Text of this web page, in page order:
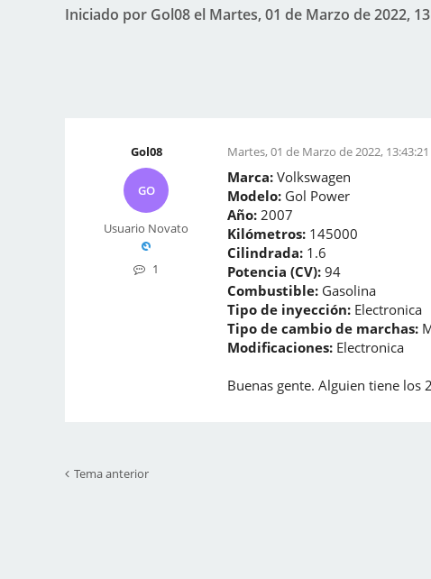
Iniciado por Gol08 el Martes, 01 de Marzo de 2022,
Gol08
GO
Usuario Novato
1
Martes, 01 de Marzo de 2022, 13:43:21
Marca: Volkswagen
Modelo: Gol Power
Año: 2007
Kilómetros: 145000
Cilindrada: 1.6
Potencia (CV): 94
Combustible: Gasolina
Tipo de inyección: Electronica
Tipo de cambio de marchas:
Modificaciones: Electronica
Buenas gente. Alguien tiene
Tema anterior